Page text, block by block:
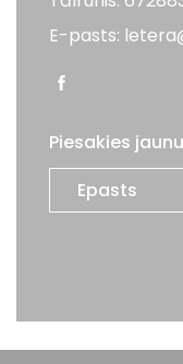
E-pasts:
Piesakies